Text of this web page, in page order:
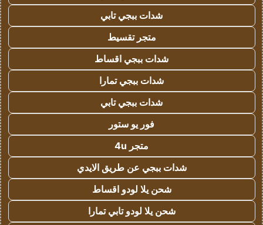
شدات ببجي تابي
متجر تقسيط
شدات ببجي اقساط
شدات ببجي تمارا
شدات ببجي تابي
فور يو ستور
متجر 4u
شدات ببجي عن طريق الايدي
شحن يلا لودو اقساط
شحن يلا لودو تابي تمارا